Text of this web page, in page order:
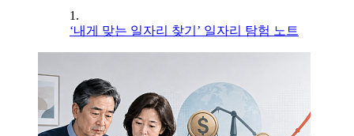
1.
‘내게 맞는 일자리 찾기’ 일자리 탐험 노트